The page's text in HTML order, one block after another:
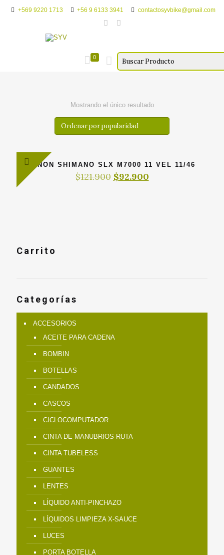
+569 9220 1713 +56 9 6133 3941 contactosyvbike@gmail.com
0
Mostrando el único resultado
PIÑON SHIMANO SLX M7000 11 VEL 11/46
$121.900 El
$92.900El
Carrito
Categorías
ACCESORIOS
ACEITE PARA CADENA
BOMBIN
BOTELLAS
CANDADOS
CASCOS
CICLOCOMPUTADOR
CINTA DE MANUBRIOS RUTA
CINTA TUBELESS
GUANTES
LENTES
LÍQUIDO ANTI-PINCHAZO
LÍQUIDOS LIMPIEZA X-SAUCE
LUCES
PORTA BOTELLA